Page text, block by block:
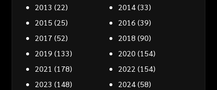
2013 (22) 2014(33)
2015 (25) 2016 (39)
2017 (52) 2018 (90)
2019 (133) 2020 (154)
2021 (178) 2022 (154)
2023 (148) 2024(58)